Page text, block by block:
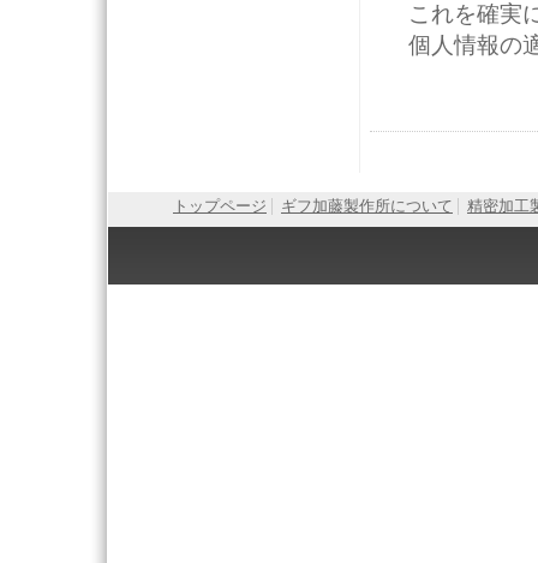
これを確実
個人情報の
トップページ ギフ加藤製作所について 精密加工